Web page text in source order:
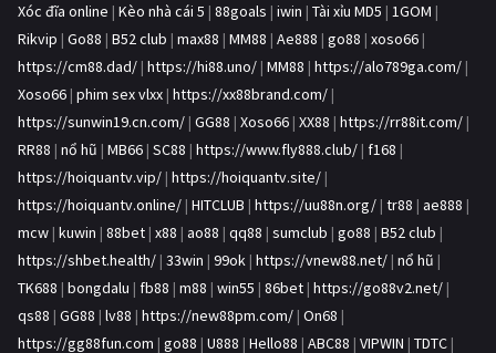
Xóc đĩa online | Kèo nhà cái 5 | 88goals | iwin | Tài xỉu MD5 | 1GOM |
Rikvip | Go88 | B52 club | max88 | MM88 | Ae888 | go88 | xoso66 |
https://cm88.dad/ | https://hi88.uno/ | MM88 | https://alo789ga.com/ |
Xoso66 | phim sex vlxx | https://xx88brand.com/ |
https://sunwin19.cn.com/ | GG88 | Xoso66 | XX88 | https://rr88it.com/ |
RR88 | nổ hũ | MB66 | SC88 | https://www.fly888.club/ | f168 |
https://hoiquantv.vip/ | https://hoiquantv.site/ |
https://hoiquantv.online/ | HITCLUB | https://uu88n.org/ | tr88 | ae888 |
mcw | kuwin | 88bet | x88 | ao88 | qq88 | sumclub | go88 | B52 club |
https://shbet.health/ | 33win | 99ok | https://vnew88.net/ | nổ hũ |
TK688 | bongdalu | fb88 | m88 | win55 | 86bet | https://go88v2.net/ |
qs88 | GG88 | lv88 | https://new88pm.com/ | On68 |
https://gg88fun.com | go88 | U888 | Hello88 | ABC88 | VIPWIN | TDTC |